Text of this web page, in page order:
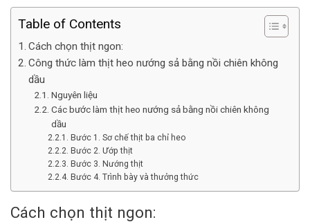
Table of Contents
Cách chọn thịt ngon:
Công thức làm thịt heo nướng sả bằng nồi chiên không
dầu
Nguyên liệu
Các bước làm thịt heo nướng sả bằng nồi chiên không
dầu
Bước 1. Sơ chế thịt ba chỉ heo
Bước 2. Ướp thịt
Bước 3. Nướng thịt
Bước 4. Trình bày và thưởng thức
Cách chọn thịt ngon: